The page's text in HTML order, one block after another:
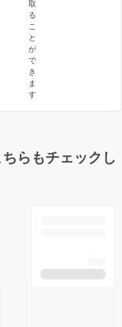
取
る
こ
と
が
で
き
ま
す
らもチェックし